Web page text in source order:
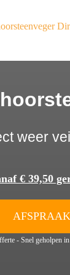
weer
€ 39,50
- Snel geholpen